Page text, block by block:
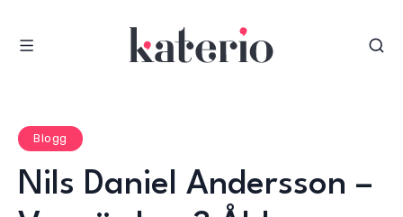
Blogg
Nils Daniel Andersson –